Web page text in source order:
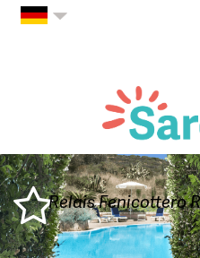
Relais Fenicottero